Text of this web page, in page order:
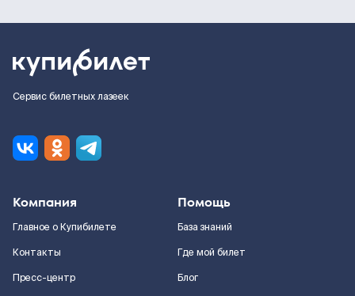
Сервис билетных лазеек
Компания
Главное о Купибилете
Контакты
Пресс-центр
Помощь
База знаний
Где мой билет
Блог